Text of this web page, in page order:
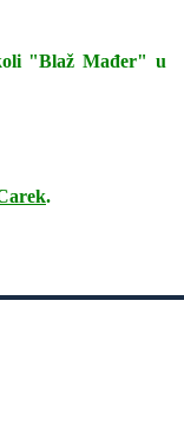
"Blaž Mađer" u
.